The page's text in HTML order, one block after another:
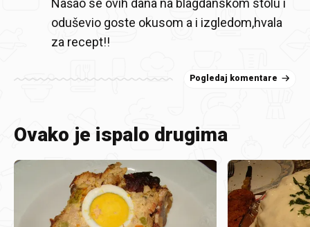
Našao se ovih dana na blagdanskom stolu i
oduševio goste okusom a i izgledom,hvala
za recept!!
Pogledaj komentare
Ovako je ispalo drugima